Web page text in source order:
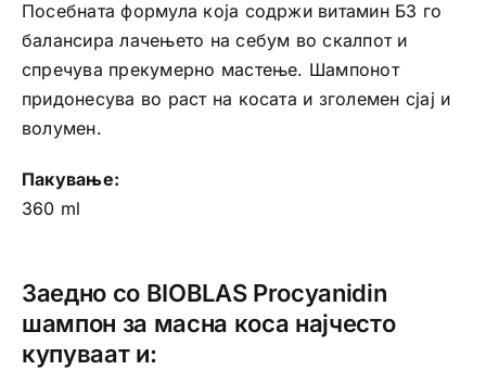
Посебната формула која содржи витамин Б3 го
балансира лачењето на себум во скалпот и
спречува прекумерно мастење. Шампонот
придонесува во раст на косата и зголемен сјај и
волумен.
Пакување:
360 ml
Заедно со BIOBLAS Procyanidin
шампон за масна коса најчесто
купуваат и: